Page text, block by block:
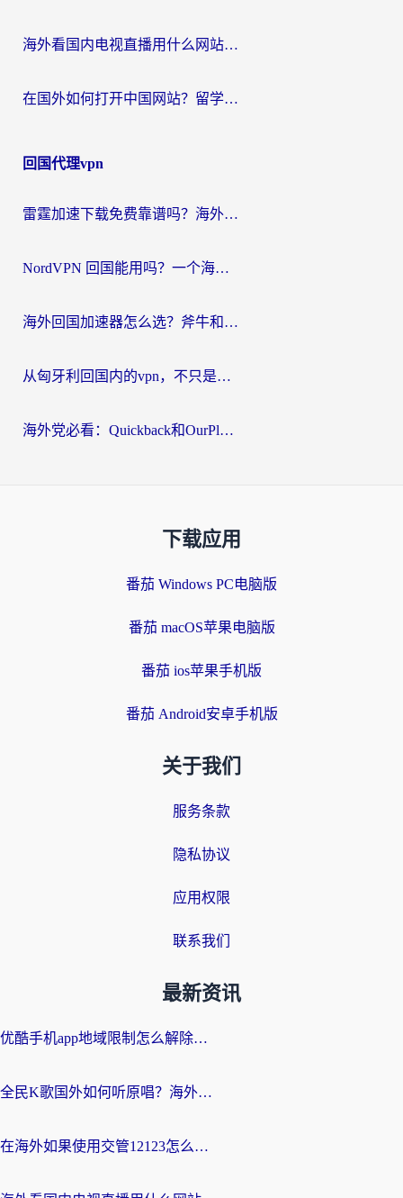
海外看国内电视直播用什么网站比较好？一篇解决你所有追剧难题的实用指南
在国外如何打开中国网站？留学生与海外华人的无缝访问指南
回国代理vpn
雷霆加速下载免费靠谱吗？海外党选回国加速器的避坑指南（附热门工具对比）
NordVPN 回国能用吗？一个海外用户必须面对的真实困境
海外回国加速器怎么选？斧牛和海龟哪个好？一篇帮你避开坑的实用指南
从匈牙利回国内的vpn，不只是为了刷剧那么简单
海外党必看：Quickback和OurPlay好用吗？3分钟选对回国加速器，无缝刷剧玩游戏
下载应用
番茄 Windows PC电脑版
番茄 macOS苹果电脑版
番茄 ios苹果手机版
番茄 Android安卓手机版
关于我们
服务条款
隐私协议
应用权限
联系我们
最新资讯
优酷手机app地域限制怎么解除？海外党亲测有效的追剧方案
全民K歌国外如何听原唱？海外党亲测有效的回国加速器选择指南
在海外如果使用交管12123怎么处理？留学生亲测有效的回国加速方案